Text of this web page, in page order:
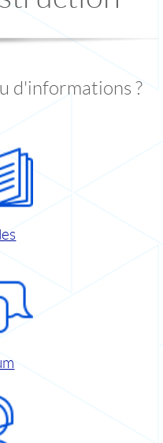
d'informations ?